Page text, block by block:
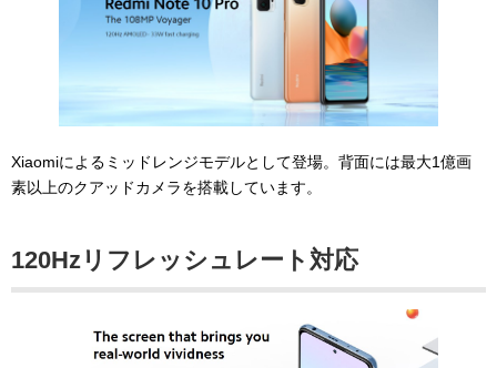
Xiaomiによるミッドレンジモデルとして登場。背面には最大1億画
素以上のクアッドカメラを搭載しています。
120Hzリフレッシュレート対応